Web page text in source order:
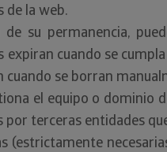
de la web.
de su permanencia,
expiran cuando se
cuando se borran
el equipo o dominio
terceras entidades
(estrictamente